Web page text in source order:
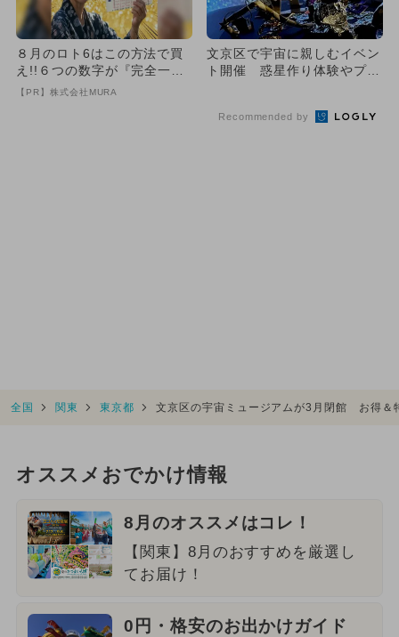
８月のロト6はこの方法で買
え!!６つの数字が『完全一
致』する方法
【PR】株式会社MURA
文京区で宇宙に親しむイベン
ト開催 惑星作り体験やプレ
Recommended by
全国 関東 東京都 文京区の宇宙ミュージアムが3月閉館 お得＆
オススメおでかけ情報
8月のオススメはコレ！
【関東】8月のおすすめを厳選し
てお届け！
0円・格安のお出かけガイド